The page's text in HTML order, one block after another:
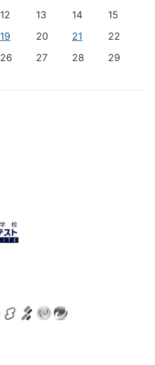
12 13 14
15
19 20 21
22
26 27 28
29